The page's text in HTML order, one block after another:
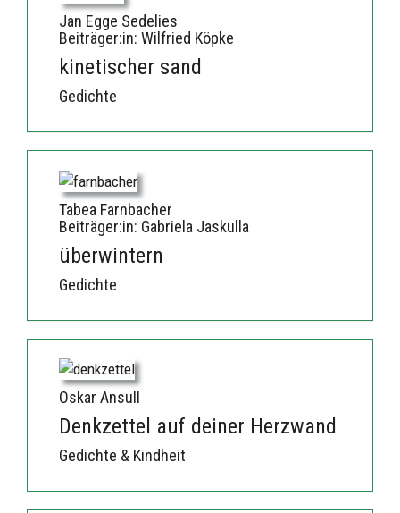
Jan Egge Sedelies
Beiträger:in: Wilfried Köpke
kinetischer sand
Gedichte
Tabea Farnbacher
Beiträger:in: Gabriela Jaskulla
überwintern
Gedichte
Oskar Ansull
Denkzettel auf deiner Herzwand
Gedichte & Kindheit